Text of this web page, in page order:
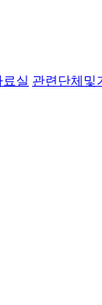
료실 관련단체및